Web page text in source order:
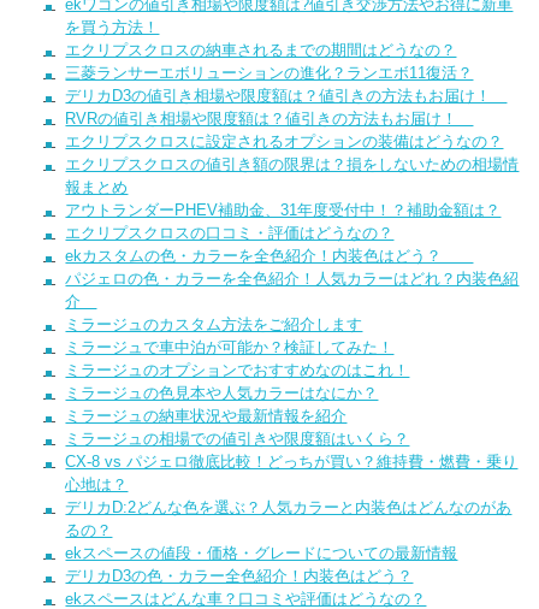
ekワゴンの値引き相場や限度額は?値引き交渉方法やお得に新車
を買う方法！
エクリプスクロスの納車されるまでの期間はどうなの？
三菱ランサーエボリューションの進化？ランエボ11復活？
デリカD3の値引き相場や限度額は？値引きの方法もお届け！
RVRの値引き相場や限度額は？値引きの方法もお届け！
エクリプスクロスに設定されるオプションの装備はどうなの？
エクリプスクロスの値引き額の限界は？損をしないための相場情
報まとめ
アウトランダーPHEV補助金、31年度受付中！？補助金額は？
エクリプスクロスの口コミ・評価はどうなの？
ekカスタムの色・カラーを全色紹介！内装色はどう？
パジェロの色・カラーを全色紹介！人気カラーはどれ？内装色紹
介
ミラージュのカスタム方法をご紹介します
ミラージュで車中泊が可能か？検証してみた！
ミラージュのオプションでおすすめなのはこれ！
ミラージュの色見本や人気カラーはなにか？
ミラージュの納車状況や最新情報を紹介
ミラージュの相場での値引きや限度額はいくら？
CX-8 vs パジェロ徹底比較！どっちが買い？維持費・燃費・乗り
心地は？
デリカD:2どんな色を選ぶ？人気カラーと内装色はどんなのがあ
るの？
ekスペースの値段・価格・グレードについての最新情報
デリカD3の色・カラー全色紹介！内装色はどう？
ekスペースはどんな車？口コミや評価はどうなの？